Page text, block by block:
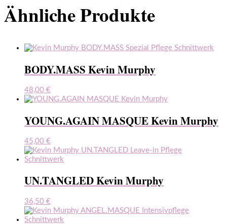
Ähnliche Produkte
BODY.MASS Kevin Murphy
48,00 €
YOUNG.AGAIN MASQUE Kevin Murphy
45,00 €
UN.TANGLED Kevin Murphy
36,50 €